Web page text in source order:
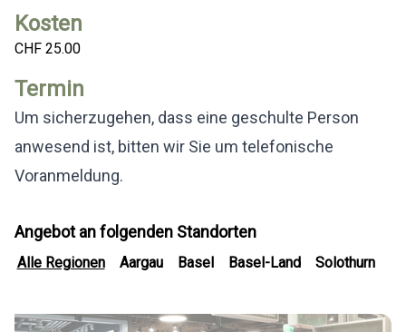
Kosten
CHF 25.00
Termin
Um sicherzugehen, dass eine geschulte Person
anwesend ist, bitten wir Sie um telefonische
Voranmeldung.
Angebot an folgenden Standorten
Alle Regionen Aargau Basel Basel-Land Solothurn